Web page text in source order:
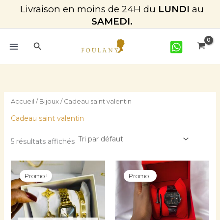
contenu
Livraison en moins de 24H du LUNDI au
SAMEDI.
Rechercher
Accueil / Bijoux / Cadeau saint valentin
Cadeau saint valentin
5 résultats affichés
Promo !
Le
prix
initial
était :
CFA 24.500.
actuel
est :
CFA 22.000.
produit
a
variations.
Promo !
Le
prix
initial
était :
CFA 15.000.
Le
actuel
est :
CFA